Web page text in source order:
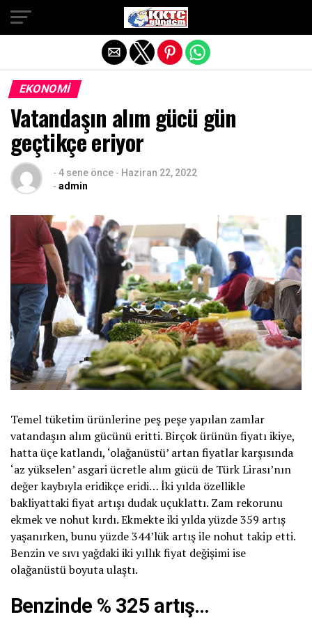
EKONOMI
Vatandaşın alım gücü gün
geçtikçe eriyor
- 4 sene önce - Haziran 22, 2022
- admin
Temel tüketim ürünlerine peş peşe yapılan zamlar
vatandaşın alım gücünü eritti. Birçok ürünün fiyatı ikiye,
hatta üçe katlandı, ‘olağanüstü’ artan fiyatlar karşısında
‘az yükselen’ asgari ücretle alım gücü de Türk Lirası’nın
değer kaybıyla eridikçe eridi… İki yılda özellikle
bakliyattaki fiyat artışı dudak uçuklattı. Zam rekorunu
ekmek ve nohut kırdı. Ekmekte iki yılda yüzde 359 artış
yaşanırken, bunu yüzde 344’lük artış ile nohut takip etti.
Benzin ve sıvı yağdaki iki yıllık fiyat değişimi ise
olağanüstü boyuta ulaştı.
Benzinde % 325 artış…
Exit mobile version